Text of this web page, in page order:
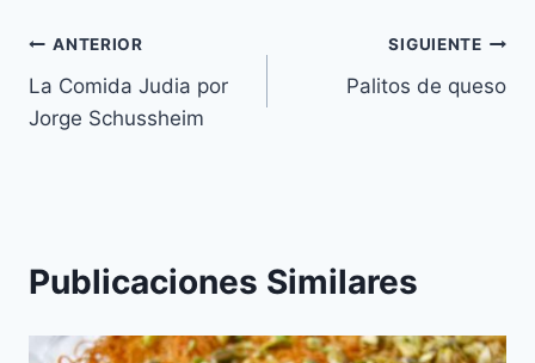
Navegación
de
ANTERIOR
La Comida Judia por
Jorge Schussheim
SIGUIENTE
Palitos de queso
Publicaciones Similares